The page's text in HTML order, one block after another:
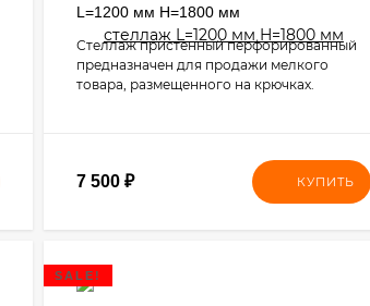
L=1200 мм H=1800 мм
Стеллаж пристенный перфорированный
предназначен для продажи мелкого
товара, размещенного на крючках.
7 500₽ КУПИТЬ
SALE!